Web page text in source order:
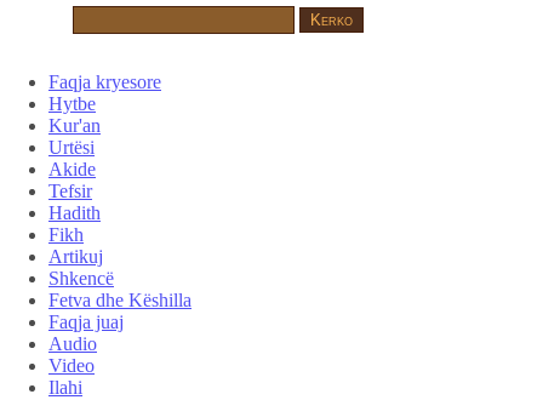
Faqja kryesore
Hytbe
Kur'an
Urtësi
Akide
Tefsir
Hadith
Fikh
Artikuj
Shkencë
Fetva dhe Këshilla
Faqja juaj
Audio
Video
Ilahi